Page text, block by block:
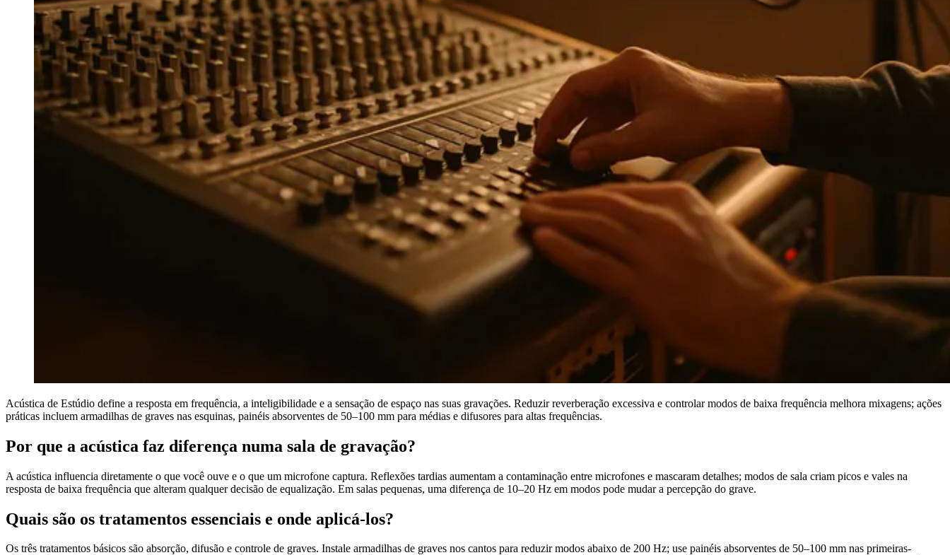
Acústica de Estúdio define a resposta em frequência, a inteligibilidade e a sensação de espaço nas suas gravações. Reduzir reverberação excessiva e controlar modos de baixa frequência melhora mixagens; ações
práticas incluem armadilhas de graves nas esquinas, painéis absorventes de 50–100 mm para médias e difusores para altas frequências.
Por que a acústica faz diferença numa sala de gravação?
A acústica influencia diretamente o que você ouve e o que um microfone captura. Reflexões tardias aumentam a contaminação entre microfones e mascaram detalhes; modos de sala criam picos e vales na
resposta de baixa frequência que alteram qualquer decisão de equalização. Em salas pequenas, uma diferença de 10–20 Hz em modos pode mudar a percepção do grave.
Quais são os tratamentos essenciais e onde aplicá-los?
Os três tratamentos básicos são absorção, difusão e controle de graves. Instale armadilhas de graves nos cantos para reduzir modos abaixo de 200 Hz; use painéis absorventes de 50–100 mm nas primeiras-